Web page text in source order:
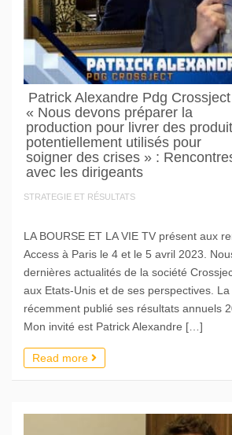
Patrick Alexandre Pdg
« Nous devons préparer la
production pour livrer des
potentiellement utilisés pour
soigner des crises » :
avec les dirigeants
STRATEGIE ET RÉSULTATS
LA BOURSE ET LA VIE TV présent aux
Access à Paris le 4 et le 5 avril 2023.
dernières actualités de la société
aux Etats-Unis et de ses perspectives. La
récemment publié ses résultats annuels
Mon invité est Patrick Alexandre […]
Read more